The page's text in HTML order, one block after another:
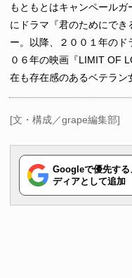
もともとはキャンペール
にドラマ『君のためにでき
ー。以降、２００１年のド
０６年の映画『LIMIT OF
在も存在感のあるベテラン
[文・構成／grape編集部]
Googleで優先する
ディアとして追加